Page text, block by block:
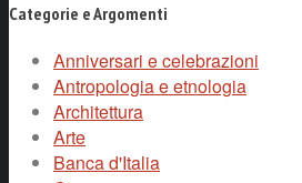
Categorie e Argomenti
Anniversari e celebrazioni
Antropologia e etnologia
Architettura
Arte
Banca d'Italia